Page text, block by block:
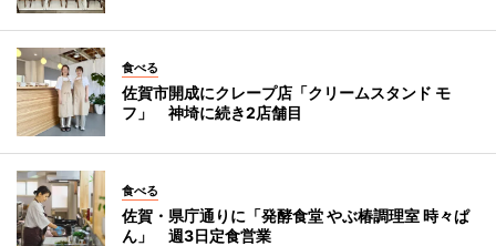
食べる
佐賀市開成にクレープ店「クリームスタンド モ
フ」 神埼に続き2店舗目
食べる
佐賀・県庁通りに「発酵食堂 やぶ椿調理室 時々ぱ
ん」 週3日定食営業